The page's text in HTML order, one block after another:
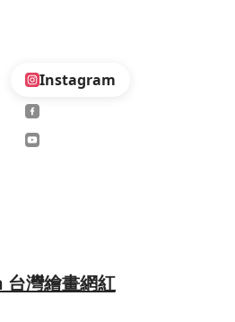
Instagram
灣繪畫網紅